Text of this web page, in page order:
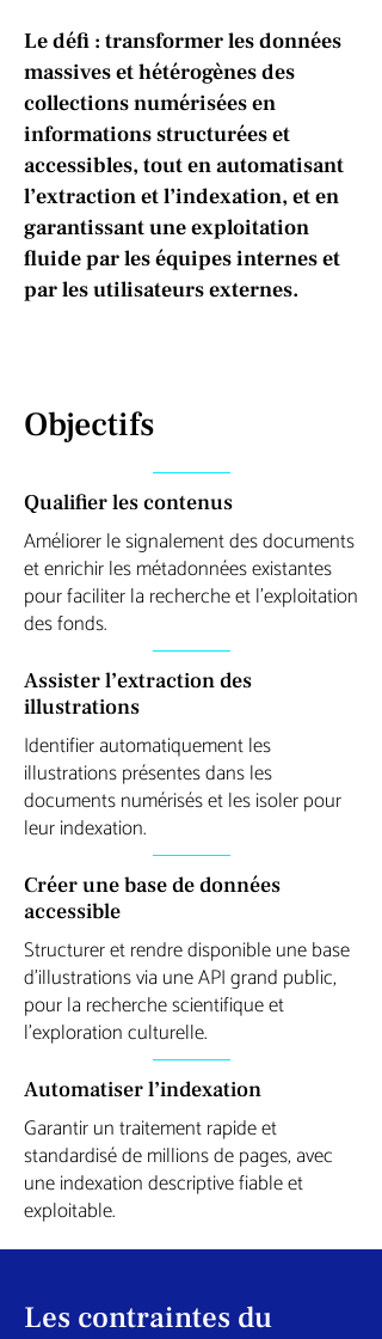
Le défi : transformer les données
massives et hétérogènes des
collections numérisées en
informations structurées et
accessibles, tout en automatisant
l’extraction et l’indexation, et en
garantissant une exploitation
fluide par les équipes internes et
par les utilisateurs externes.
Objectifs
Qualifier les contenus
Améliorer le signalement des documents
et enrichir les métadonnées existantes
pour faciliter la recherche et l’exploitation
des fonds.
Assister l’extraction des
illustrations
Identifier automatiquement les
illustrations présentes dans les
documents numérisés et les isoler pour
leur indexation.
Créer une base de données
accessible
Structurer et rendre disponible une base
d’illustrations via une API grand public,
pour la recherche scientifique et
l’exploration culturelle.
Automatiser l’indexation
Garantir un traitement rapide et
standardisé de millions de pages, avec
une indexation descriptive fiable et
exploitable.
Les contraintes du